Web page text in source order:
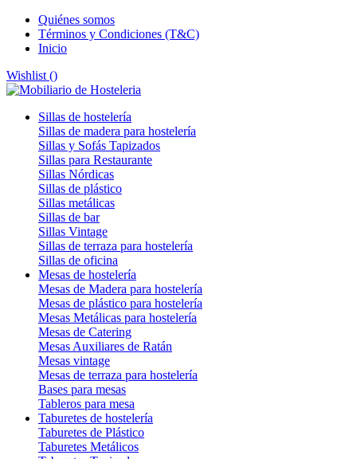
Quiénes somos
Términos y Condiciones (T&C)
Inicio
Wishlist ()
Sillas de hostelería
Sillas de madera para hostelería
Sillas y Sofás Tapizados
Sillas para Restaurante
Sillas Nórdicas
Sillas de plástico
Sillas metálicas
Sillas de bar
Sillas Vintage
Sillas de terraza para hostelería
Sillas de oficina
Mesas de hostelería
Mesas de Madera para hostelería
Mesas de plástico para hostelería
Mesas Metálicas para hostelería
Mesas de Catering
Mesas Auxiliares de Ratán
Mesas vintage
Mesas de terraza para hostelería
Bases para mesas
Tableros para mesa
Taburetes de hostelería
Taburetes de Plástico
Taburetes Metálicos